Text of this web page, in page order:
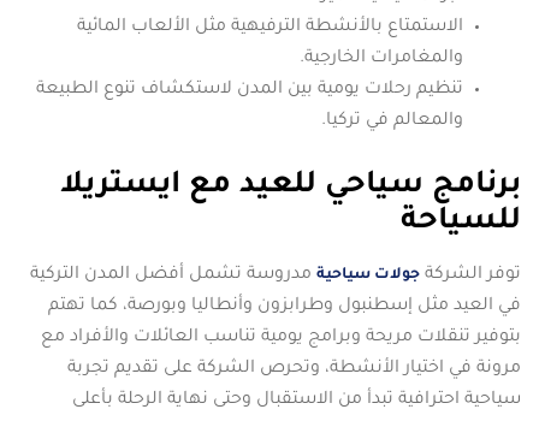
الاستمتاع بالأنشطة الترفيهية مثل الألعاب المائية
والمغامرات الخارجية.
تنظيم رحلات يومية بين المدن لاستكشاف تنوع الطبيعة
والمعالم في تركيا.
برنامج سياحي للعيد مع ايستريلا
للسياحة
توفر الشركة جولات سياحية مدروسة تشمل أفضل المدن التركية
في العيد مثل إسطنبول وطرابزون وأنطاليا وبورصة، كما تهتم
بتوفير تنقلات مريحة وبرامج يومية تناسب العائلات والأفراد مع
مرونة في اختيار الأنشطة، وتحرص الشركة على تقديم تجربة
سياحية احترافية تبدأ من الاستقبال وحتى نهاية الرحلة بأعلى